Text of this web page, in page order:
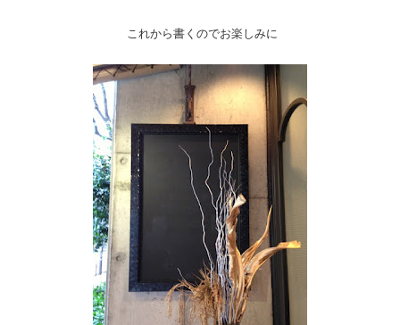
これから書くのでお楽しみに